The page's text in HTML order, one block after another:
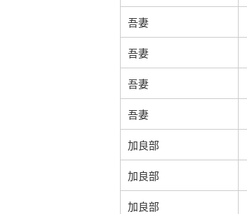
吾妻
吾妻
吾妻
吾妻
加良部
加良部
加良部